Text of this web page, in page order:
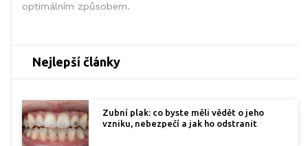
optimálním způsobem.
Nejlepší články
Zubní plak: co byste měli vědět o jeho
vzniku, nebezpečí a jak ho odstranit